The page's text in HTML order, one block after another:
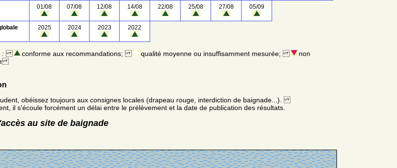
01/08 07/08 12/08 14/08 22/08 25/08 27/08 05/09
2025 2024 2023 2022
: conforme aux recommandations; qualité moyenne ou insuffisamment mesurée;
non
obéissez toujours aux consignes locales (drapeau rouge, interdiction de baignade...).
il s'écoule forcément un délai entre le prélèvement et la date de publication des résultats.
au site de baignade